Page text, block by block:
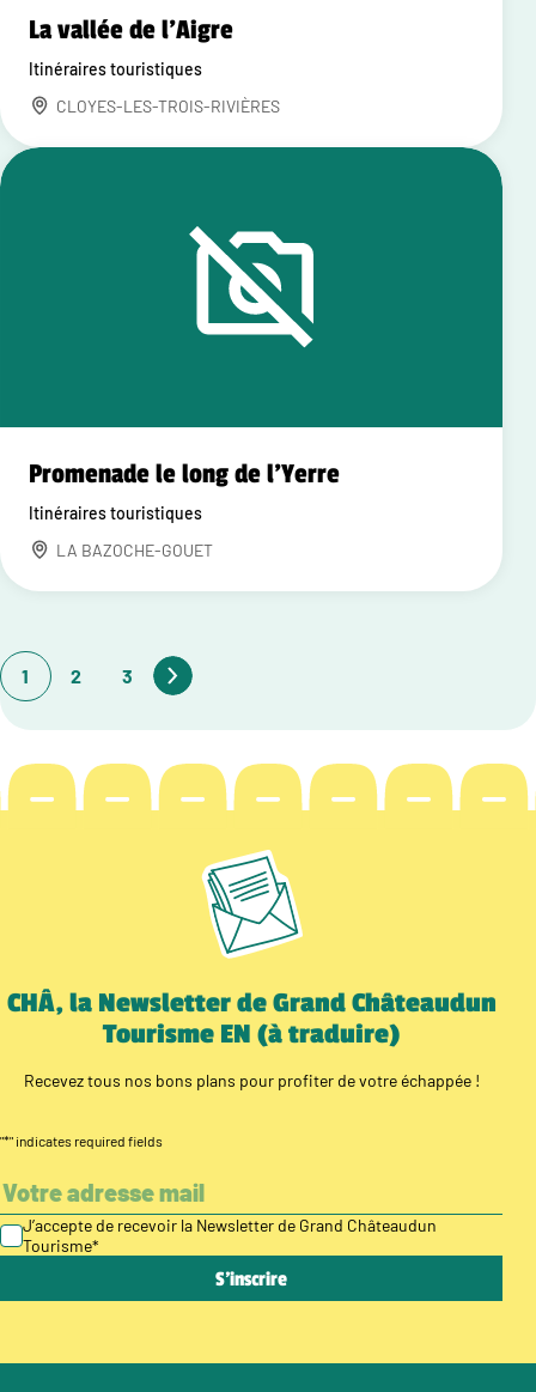
La vallée de l'Aigre
Itinéraires touristiques
CLOYES-LES-TROIS-RIVIÈRES
Promenade le long de l'Yerre
Itinéraires touristiques
LA BAZOCHE-GOUET
1 2 3
CHÂ, la Newsletter de Grand Châteaudun
Tourisme EN (à traduire)
Recevez tous nos bons plans pour profiter de votre échappée !
"*" indicates required fields
J’accepte de recevoir la Newsletter de Grand Châteaudun
Tourisme*